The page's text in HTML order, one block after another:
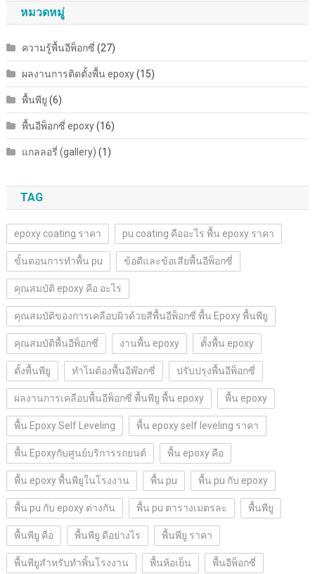
หมวดหมู่
ความรู้พื้นอีพ็อกซี่ (27)
ผลงานการติดตั้งพื้น epoxy(15)
พื้นพียู (6)
พื้นอีพ็อกซี่ epoxy(16)
แกลลอรี่ (gallery) (1)
TAG
epoxy coating ราคา pu coating คืออะไร พื้น epoxy ราคา
ขั้นตอนการทำพื้น pu ข้อดีและข้อเสียพื้นอีพ็อกซี่
คุณสมบัติ epoxy คือ อะไร
คุณสมบัติของการเคลือบผิวด้วยสีพื้นอีพ็อกซี่ พื้น Epoxy พื้นพียู
คุณสมบัติพื้นอีพ็อกซี่ งานพื้น epoxy ตั้งพื้น epoxy
ตั้งพื้นพียู ทำไมต้องพื้นอีพ๊อกซี่ ปรับปรุงพื้นอีพ็อกซี่
ผลงานการเคลือบพื้นอีพ็อกซี่ พื้นพียู พื้น epoxy พื้น epoxy
พื้น Epoxy Self Leveling พื้น epoxy self leveling ราคา
พื้น Epoxyกับศูนย์บริการรถยนต์ พื้น epoxy คือ
พื้น epoxy พื้นพียูในโรงงาน พื้น pu พื้น pu กับ epoxy
พื้น pu กับ epoxy ต่างกัน พื้น pu ตารางเมตรละ พื้นพียู
พื้นพียู คือ พื้นพียู ดีอย่างไร พื้นพียู ราคา
พื้นพียูสำหรับทำพิ้นโรงงาน พื้นห้อเย็น พื้นอีพ็อกซี่